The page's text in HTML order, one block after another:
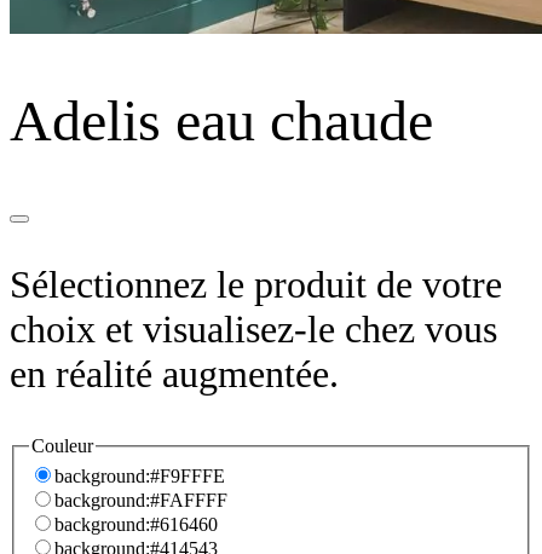
Adelis eau chaude
Sélectionnez le produit de votre
choix et visualisez-le chez vous
en réalité augmentée.
Couleur
background:#F9FFFE
background:#FAFFFF
background:#616460
background:#414543